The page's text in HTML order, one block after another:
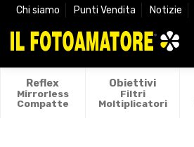
Chi siamo Punti Vendita Notizie
Reflex
Mirrorless
Compatte
Obiettivi
Filtri
Moltiplicatori